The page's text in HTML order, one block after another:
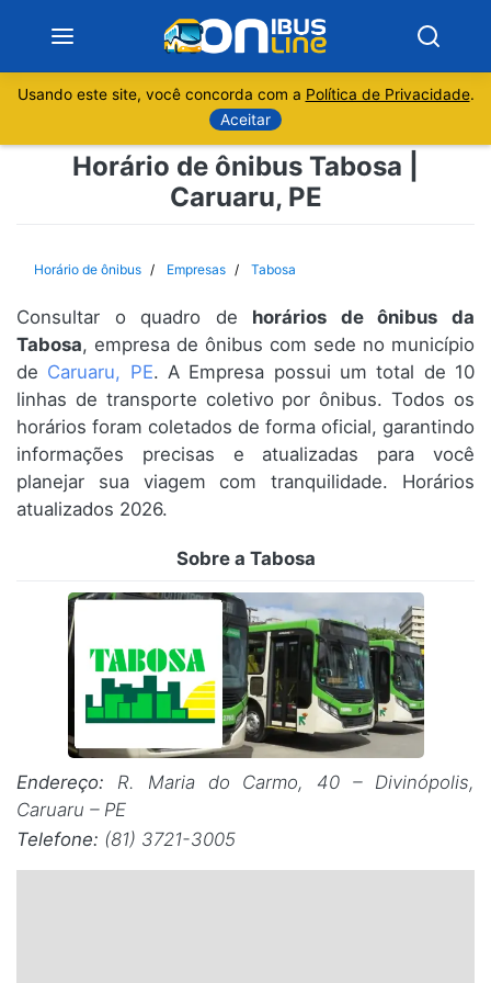
Sobre
Rio de Janeiro
Espírito Santo
Paraná
Santa Catarina
Rio Grande do Sul
Centro-Oeste
Nordeste
Norte
© 2026 Viva City Serviços Digitais Ltda. Todos os direitos reservados.
Usando este site, você concorda com a Política de Privacidade.
Aceitar
Horário de ônibus Tabosa |
Caruaru, PE
Horário de ônibus Empresas Tabosa
Consultar o quadro de horários de ônibus da
Tabosa, empresa de ônibus com sede no município
de Caruaru, PE. A Empresa possui um total de 10
linhas de transporte coletivo por ônibus. Todos os
horários foram coletados de forma oficial, garantindo
informações precisas e atualizadas para você
planejar sua viagem com tranquilidade. Horários
atualizados 2026.
Sobre a Tabosa
Endereço: R. Maria do Carmo, 40 – Divinópolis,
Caruaru – PE
Telefone: (81) 3721-3005